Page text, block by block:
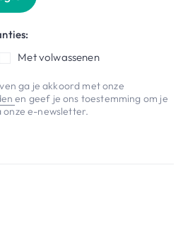
Met volwassenen
ga je akkoord met onze
en geef je ons toestemming om je
e-newsletter.